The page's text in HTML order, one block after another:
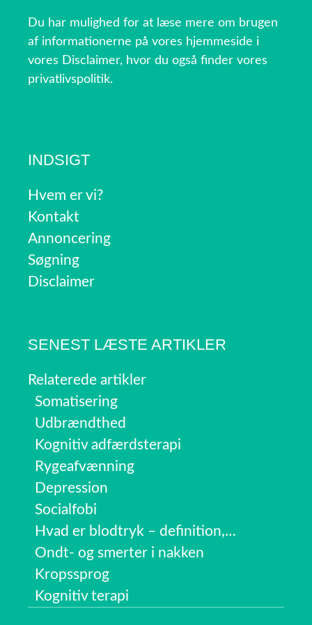
Du har mulighed for at læse mere om brugen
af informationerne på vores hjemmeside i
vores Disclaimer, hvor du også finder vores
privatlivspolitik.
INDSIGT
Hvem er vi?
Kontakt
Annoncering
Søgning
Disclaimer
SENEST LÆSTE ARTIKLER
Relaterede artikler
Somatisering
Udbrændthed
Kognitiv adfærdsterapi
Rygeafvænning
Depression
Socialfobi
Hvad er blodtryk – definition,…
Ondt- og smerter i nakken
Kropssprog
Kognitiv terapi